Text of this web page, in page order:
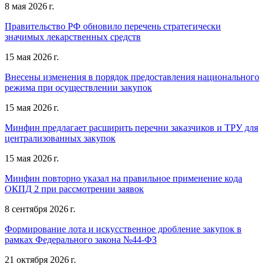
8 мая 2026 г.
Правительство РФ обновило перечень стратегически
значимых лекарственных средств
15 мая 2026 г.
Внесены изменения в порядок предоставления национального
режима при осуществлении закупок
15 мая 2026 г.
Минфин предлагает расширить перечни заказчиков и ТРУ для
централизованных закупок
15 мая 2026 г.
Минфин повторно указал на правильное применение кода
ОКПД 2 при рассмотрении заявок
8 сентября 2026 г.
Формирование лота и искусственное дробление закупок в
рамках Федерального закона №44-ФЗ
21 октября 2026 г.